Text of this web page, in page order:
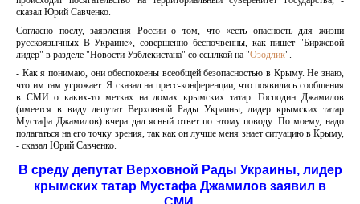
сказал Юрий Савченко.
Согласно послу, заявления России о том, что «есть опасность для жизни
русскоязычных В Украине», совершенно беспочвенны, как пишет "Биржевой
лидер" в разделе "Новости Узблекистана" со ссылкой на "Озодлик".
- Как я понимаю, они обеспокоены всеобщей безопасностью в Крыму. Не знаю,
что им там угрожает. Я сказал на пресс-конференции, что появились сообщения
в СМИ о каких-то метках на домах крымских татар. Господин Джамилов
(имеется в виду депутат Верховной Рады Украины, лидер крымских татар
Мустафа Джамилов) вчера дал ясный ответ по этому поводу. По моему, надо
полагаться на его точку зрения, так как он лучше меня знает ситуацию в Крыму,
- сказал Юрий Савченко.
В среду депутат Верховной Рады Украины, лидер
крымских татар Мустафа Джамилов заявил в